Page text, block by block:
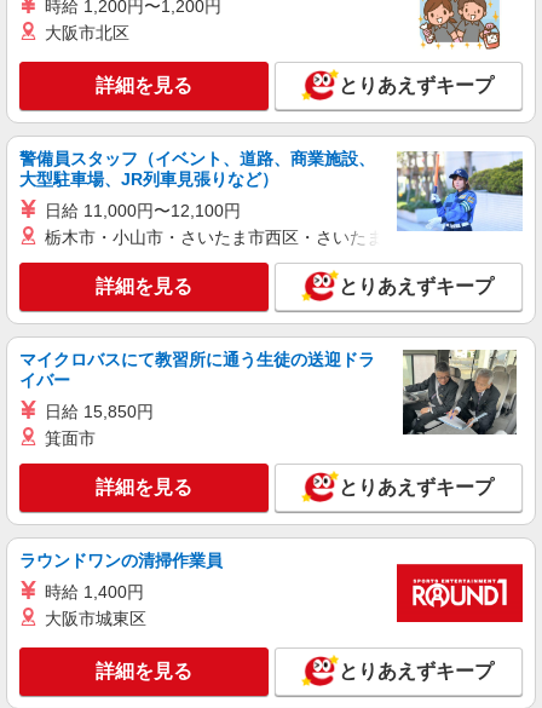
円×20日＝240,000円 別途 交通費全額支給
キープ 詳細を見る
派遣社員
株式会社日本ワークプレイス関西/769
マシンオペレーター
時給1,500円 月収例： 1500円×7時間45分＝
給 大阪府松原市三宅西
キープ 詳細を見る
派遣社員
キワヨシ株式会社
時給1250円〜 ※交通費支給（月1万2000円ま
で） 【月収例】22万2000円 （8h×21日勤務×時給
1250円、交通費1万2000円の場合）
大阪府松原市天美北2丁目
キープ 詳細を見る
キワヨシ株式会社
製造/加工機オペレーター
時給 1,200円〜1,200円
大阪市北区
詳細を見る とりあえずキープ
警備員スタッフ（イベント、道路、商業施設、
大型駐車場、JR列車見張りなど）
日給 11,000円〜12,100円
栃木市・小山市・さいたま市西区・さいたま市岩槻区・久喜市・
詳細を見る とりあえずキープ
マイクロバスにて教習所に通う生徒の送迎ドラ
イバー
日給 15,850円
箕面市
詳細を見る とりあえずキープ
ラウンドワンの清掃作業員
時給 1,400円
大阪市城東区
詳細を見る とりあえずキープ